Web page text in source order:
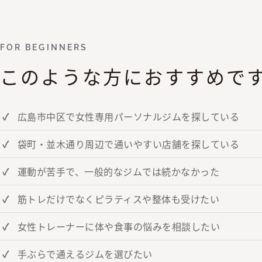
FOR BEGINNERS
このような方におすすめで
広島市中区で女性専用パーソナルジムを探している
袋町・並木通り周辺で通いやすい店舗を探している
運動が苦手で、一般的なジムでは続かなかった
筋トレだけでなくピラティスや整体も受けたい
女性トレーナーに体や食事の悩みを相談したい
手ぶらで通えるジムを選びたい